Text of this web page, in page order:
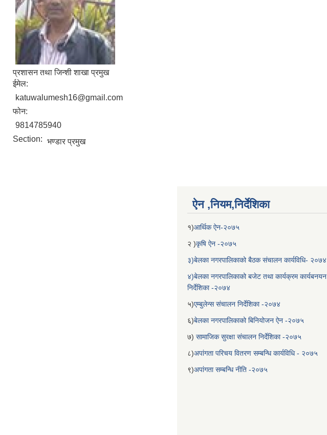
प्रशासन तथा जिन्शी शाखा प्रमुख
ईमेल:
katuwalumesh16@gmail.com
फोन:
9814785940
Section: भण्डार प्रमुख
ऐन ,नियम,निर्देशिका
१)आर्थिक ऐन-२०७५
२ )कृषि ऐन -२०७५
३)बेलका नगरपालिकाको बैठक संचालन कार्यविधि- २०७४
४)बेलका नगरपालिकाको बजेट तथा कार्यक्रम कार्यबनयन
निर्देशिका -२०७४
५)एम्बुलेन्स संचालन निर्देशिका -२०७४
६)बेलका नगरपालिकाको बिनियोजन ऐन -२०७५
७) सामाजिक सुरक्षा संचालन निर्देशिका -२०७५
८)अपांगता परिचय वितरण सम्बन्धि कार्यविधि - २०७५
९)अपांगता सम्बन्धि नीति -२०७५